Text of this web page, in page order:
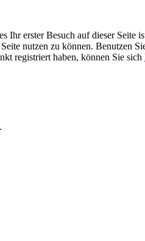
erster Besuch auf dieser Seite
nutzen zu können. Benutzen
registriert haben, können Sie sich